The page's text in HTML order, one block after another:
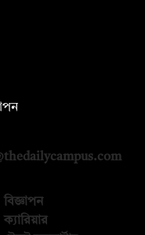
বিজ্ঞাপন
ক্যারিয়ার